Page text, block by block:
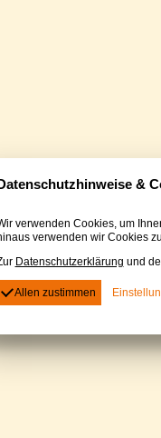
&
verwenden Cookies, um
verwenden wir Cookies
Datenschutzerklärung und
Allen zustimmen